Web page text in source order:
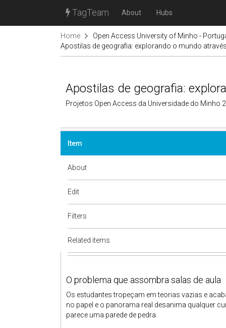
TagTeam About Hubs
Home
Open Access University of Minho -
Apostilas de geografia: explorando o mundo
Apostilas de geografia:
Projetos Open Access da Universidade do Minho
Item
About
Edit
Filters
Related items
O problema que assombra salas de aula
Os estudantes tropeçam em teorias vazias e
no papel e o panorama real desanima qualquer
parece uma parede de pedra.